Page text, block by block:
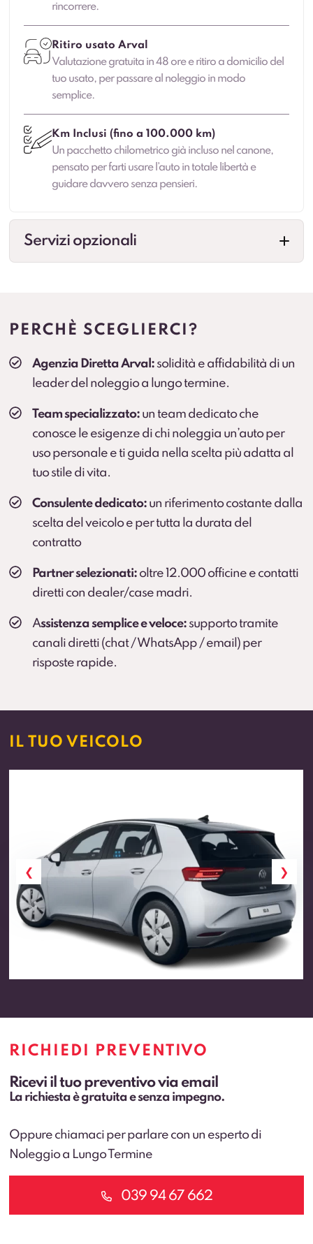
rincorrere.
Ritiro usato Arval
Valutazione gratuita in 48 ore e ritiro a domicilio del
tuo usato, per passare al noleggio in modo
semplice.
Km Inclusi (fino a 100.000 km)
Un pacchetto chilometrico già incluso nel canone,
pensato per farti usare l’auto in totale libertà e
guidare davvero senza pensieri.
Servizi opzionali
Cambio stagionale e, dove previsto, deposito
pneumatici per una gestione comoda durante
PERCHÈ SCEGLIERCI?
Agenzia Diretta Arval: solidità e affidabilità di un
leader del noleggio a lungo termine.
Team specializzato: un team dedicato che
conosce le esigenze di chi noleggia un’auto per
uso personale e ti guida nella scelta più adatta al
tuo stile di vita.
Consulente dedicato: un riferimento costante dalla
scelta del veicolo e per tutta la durata del
contratto
Partner selezionati: oltre 12.000 officine e contatti
diretti con dealer/case madri.
Assistenza semplice e veloce: supporto tramite
canali diretti (chat / WhatsApp / email) per
risposte rapide.
IL TUO VEICOLO
RICHIEDI PREVENTIVO
Ricevi il tuo preventivo via email
La richiesta è gratuita e senza impegno.
Oppure chiamaci per parlare con un esperto di
Noleggio a Lungo Termine
039 94 67 662